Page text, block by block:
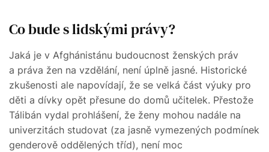
Co bude s lidskými právy?
Jaká je v Afghánistánu budoucnost ženských práv
a práva žen na vzdělání, není úplně jasné. Historické
zkušenosti ale napovídají, že se velká část výuky pro
děti a dívky opět přesune do domů učitelek. Přestože
Tálibán vydal prohlášení, že ženy mohou nadále na
univerzitách studovat (za jasně vymezených podmínek
genderově oddělených tříd), není moc